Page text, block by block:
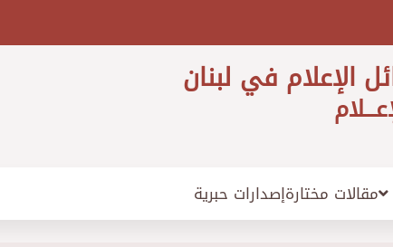
الإعلام في لبنان
مقالات مختارةإصدارات حبرية